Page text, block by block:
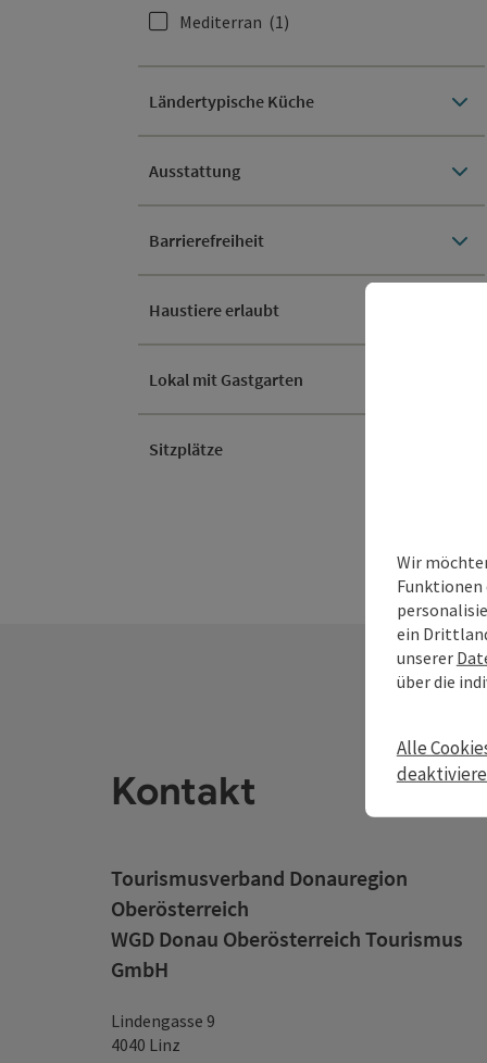
Mediterran (1)
Ländertypische Küche
Ausstattung
Barrierefreiheit
Haustiere erlaubt
Lokal mit Gastgarten
Sitzplätze
Kontakt
Tourismusverband Donauregion
Oberösterreich
WGD Donau Oberösterreich Tourismus
GmbH
Lindengasse 9
4040 Linz
Wir
Funktionen
ein
unserer
über die
Alle